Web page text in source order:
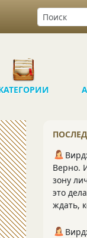
Верно.
зону
это
ждать,